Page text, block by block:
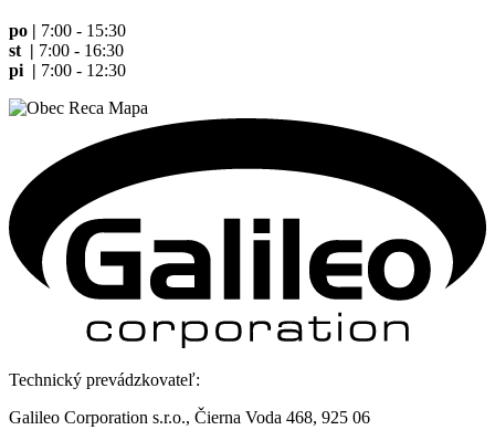
po | 7:00 - 15:30
st | 7:00 - 16:30
pi | 7:00 - 12:30
Technický prevádzkovateľ:
Galileo Corporation s.r.o., Čierna Voda 468, 925 06